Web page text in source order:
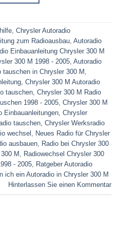
Chrysler Autoradio
zum Radioausbau Autoradio
Einbauanleitung Chrysler 300 M
300 M 1998 - 2005 Autoradio
tauschen in Chrysler 300 M
Chrysler 300 M Autoradio
tauschen Chrysler 300 M Radio
1998 - 2005 Chrysler 300 M
Einbauanleitungen Chrysler
tauschen Chrysler Werksradio
wechsel
Neues Radio für Chrysler
ausbauen
Radio bei Chrysler 300
M
Radiowechsel Chrysler 300
- 2005
Ratgeber Autoradio
ich ein Autoradio in Chrysler 300 M
Hinterlassen Sie einen Kommentar